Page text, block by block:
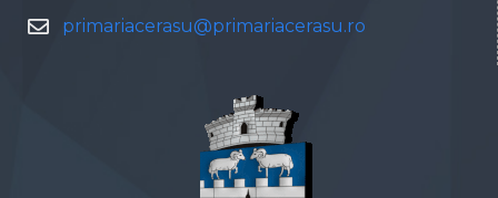
primariacerasu@primariacerasu.ro